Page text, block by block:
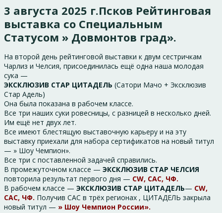
3 августа 2025 г.Псков Рейтинговая
выставка со Специальным
Статусом » Довмонтов град».
На второй день рейтинговой выставки к двум сестричкам
Чарлиз и Челсия, присоединилась ещё одна наша молодая
сука —
ЭКСКЛЮЗИВ СТАР ЦИТАДЕЛЬ (Сатори Мачо + Эксклюзив
Стар Адель)
Она была показана в рабочем классе.
Все три наших суки ровесницы, с разницей в несколько дней.
Им ещё нет двух лет.
Все имеют блестящую выставочную карьеру и на эту
выставку приехали для набора сертификатов на новый титул
— » Шоу Чемпион».
Все три с поставленной задачей справились.
В промежуточном классе — ЭКСКЛЮЗИВ СТАР ЧЕЛСИЯ
повторила результат первого дня — CW, CAC, ЧФ.
В рабочем классе — ЭКСКЛЮЗИВ СТАР ЦИТАДЕЛЬ— CW,
CAC, ЧФ. Получив САС в трёх регионах , ЦИТАДЕЛЬ закрыла
новый титул — » Шоу Чемпион России».